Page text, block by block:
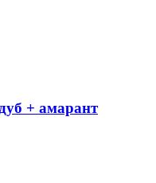
+ амарант